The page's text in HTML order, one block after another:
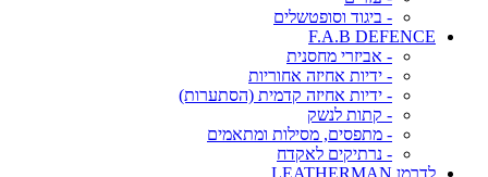
- ביגוד וסופטשלים
F.A.B DEFENCE
- אביזרי מחסנית
- ידיות אחיזה אחוריות
- ידיות אחיזה קדמית (הסתערות)
- קתות לנשק
- מתפסים, מסילות ומתאמים
- נרתיקים לאקדח
לדרמן LEATHERMAN